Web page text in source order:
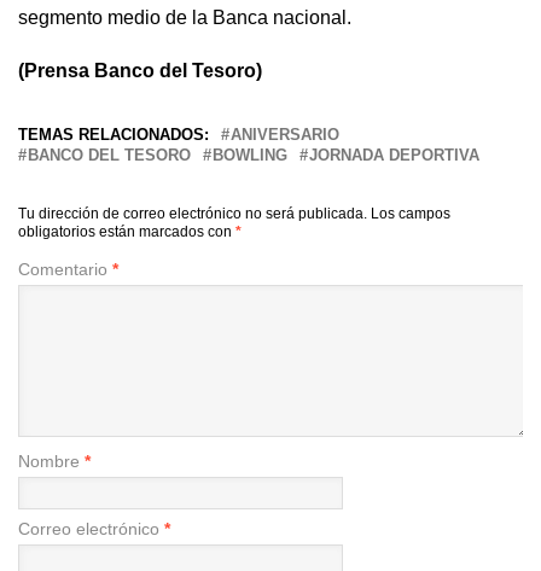
segmento medio de la Banca nacional.
(Prensa Banco del Tesoro)
TEMAS RELACIONADOS:
ANIVERSARIO
BANCO DEL TESORO
BOWLING JORNADA DEPORTIVA
Tu dirección de correo electrónico no será publicada. Los campos
obligatorios están marcados con *
Comentario *
Nombre *
Correo electrónico *